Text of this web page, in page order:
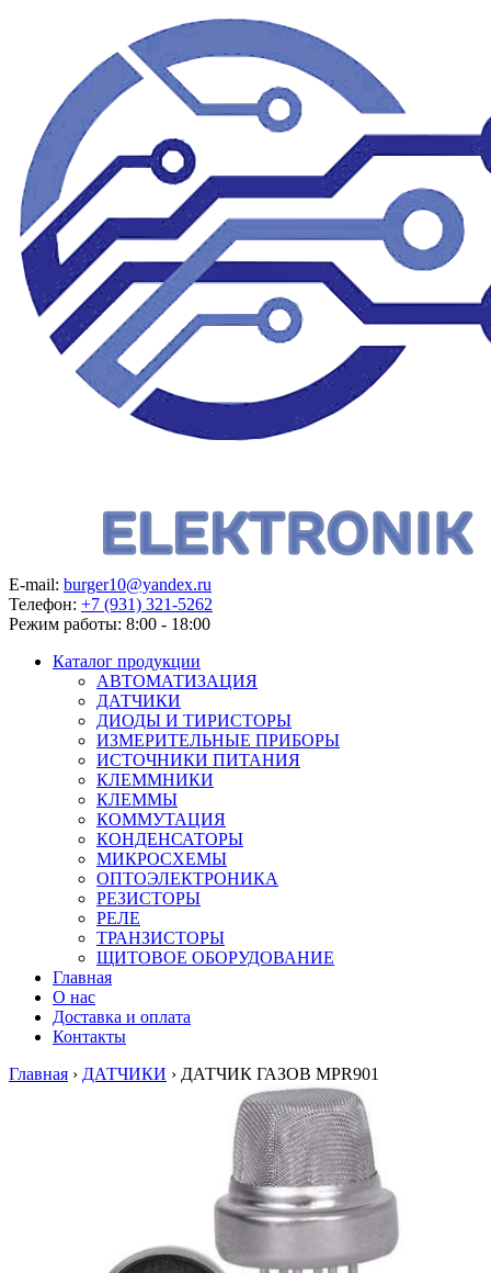
E-mail: burger10@yandex.ru
Телефон: +7 (931) 321-5262
Режим работы: 8:00 - 18:00
Каталог продукции
АВТОМАТИЗАЦИЯ
ДАТЧИКИ
ДИОДЫ И ТИРИСТОРЫ
ИЗМЕРИТЕЛЬНЫЕ ПРИБОРЫ
ИСТОЧНИКИ ПИТАНИЯ
КЛЕММНИКИ
КЛЕММЫ
КОММУТАЦИЯ
КОНДЕНСАТОРЫ
МИКРОСХЕМЫ
ОПТОЭЛЕКТРОНИКА
РЕЗИСТОРЫ
РЕЛЕ
ТРАНЗИСТОРЫ
ЩИТОВОЕ ОБОРУДОВАНИЕ
Главная
О нас
Доставка и оплата
Контакты
Главная › ДАТЧИКИ › ДАТЧИК ГАЗОВ MPR901